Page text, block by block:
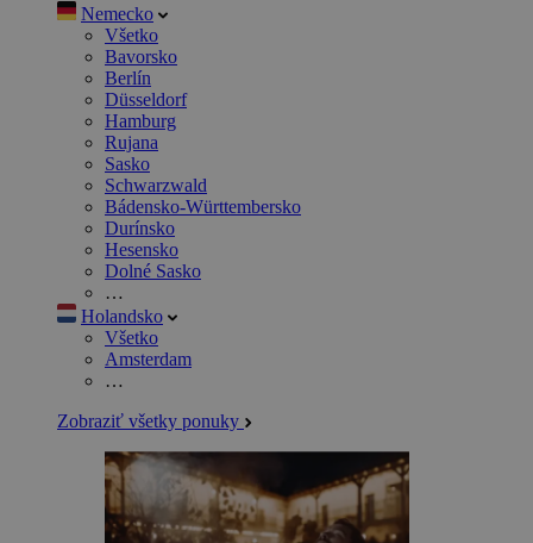
Nemecko
Všetko
Bavorsko
Berlín
Düsseldorf
Hamburg
Rujana
Sasko
Schwarzwald
Bádensko-Württembersko
Durínsko
Hesensko
Dolné Sasko
…
Holandsko
Všetko
Amsterdam
…
Zobraziť všetky ponuky